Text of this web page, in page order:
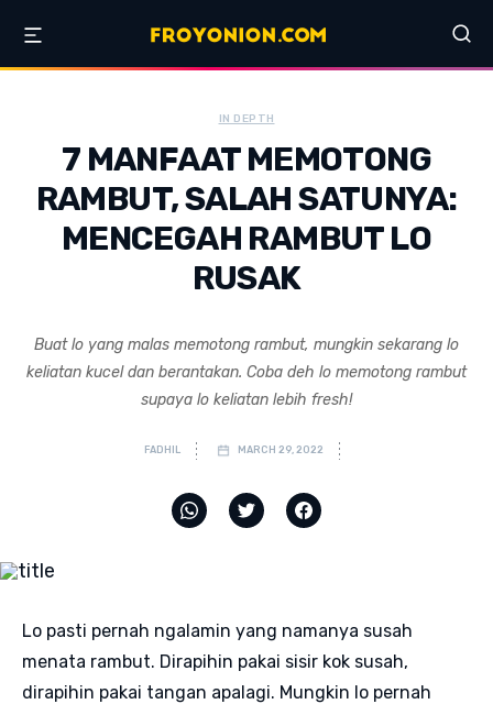
IN DEPTH
7 MANFAAT MEMOTONG
RAMBUT, SALAH SATUNYA:
MENCEGAH RAMBUT LO
RUSAK
Buat lo yang malas memotong rambut, mungkin sekarang lo
keliatan kucel dan berantakan. Coba deh lo memotong rambut
supaya lo keliatan lebih fresh!
FADHIL MARCH 29, 2022
Lo pasti pernah ngalamin yang namanya susah
menata rambut. Dirapihin pakai sisir kok susah,
dirapihin pakai tangan apalagi. Mungkin lo pernah